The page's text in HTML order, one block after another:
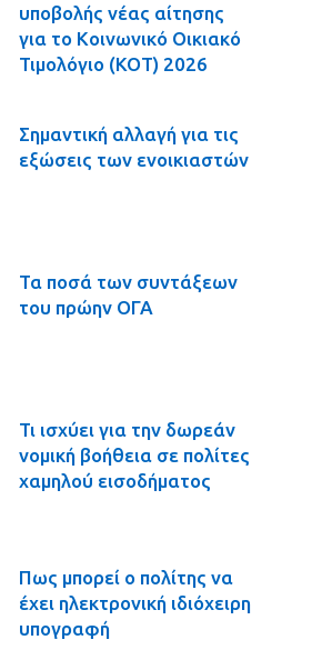
υποβολής νέας αίτησης
για το Κοινωνικό Οικιακό
Τιμολόγιο (ΚΟΤ) 2026
Σημαντική αλλαγή για τις
εξώσεις των ενοικιαστών
Τα ποσά των συντάξεων
του πρώην ΟΓΑ
Τι ισχύει για την δωρεάν
νομική βοήθεια σε πολίτες
χαμηλού εισοδήματος
Πως μπορεί ο πολίτης να
έχει ηλεκτρονική ιδιόχειρη
υπογραφή